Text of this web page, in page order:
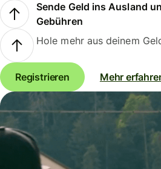
Sende Geld ins Ausland
Gebühren
Hole mehr aus deinem
Registrieren Mehr